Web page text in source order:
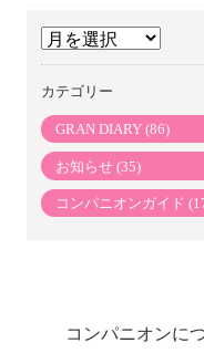
ア
ー
カ
イ
ブ
カテゴリー
GRAN DIARY (86)
お知らせ (35)
コンパニオンガイド
コンパニオンに